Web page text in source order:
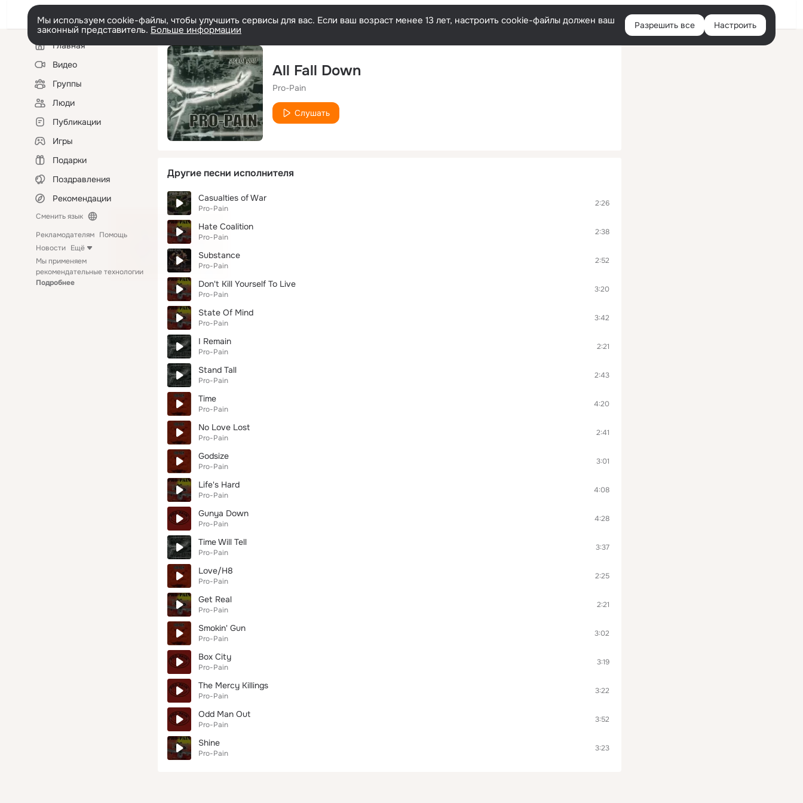
Войти
Мы используем cookie-файлы, чтобы улучшить сервисы для вас. Если ваш возраст менее 13 лет, настроить cookie-файлы должен ваш
законный представитель. Больше информации Разрешить все Настроить
Левая
колонкаГлавная
Видео
Группы
Люди
Публикации
Игры
Подарки
Поздравления
Рекомендации
Сменить язык
Рекламодателям Помощь
Новости Ещё
Мы применяем
рекомендательные технологии
Подробнее
All Fall Down
Pro-Pain
Слушать
Другие песни исполнителя
Casualties of War
Pro-Pain
2:26
Hate Coalition
Pro-Pain
2:38
Substance
Pro-Pain
2:52
Don't Kill Yourself To Live
Pro-Pain
3:20
State Of Mind
Pro-Pain
3:42
I Remain
Pro-Pain
2:21
Stand Tall
Pro-Pain
2:43
Time
Pro-Pain
4:20
No Love Lost
Pro-Pain
2:41
Godsize
Pro-Pain
3:01
Life's Hard
Pro-Pain
4:08
Gunya Down
Pro-Pain
4:28
Time Will Tell
Pro-Pain
3:37
Love/H8
Pro-Pain
2:25
Get Real
Pro-Pain
2:21
Smokin' Gun
Pro-Pain
3:02
Box City
Pro-Pain
3:19
The Mercy Killings
Pro-Pain
3:22
Odd Man Out
Pro-Pain
3:52
Shine
Pro-Pain
3:23